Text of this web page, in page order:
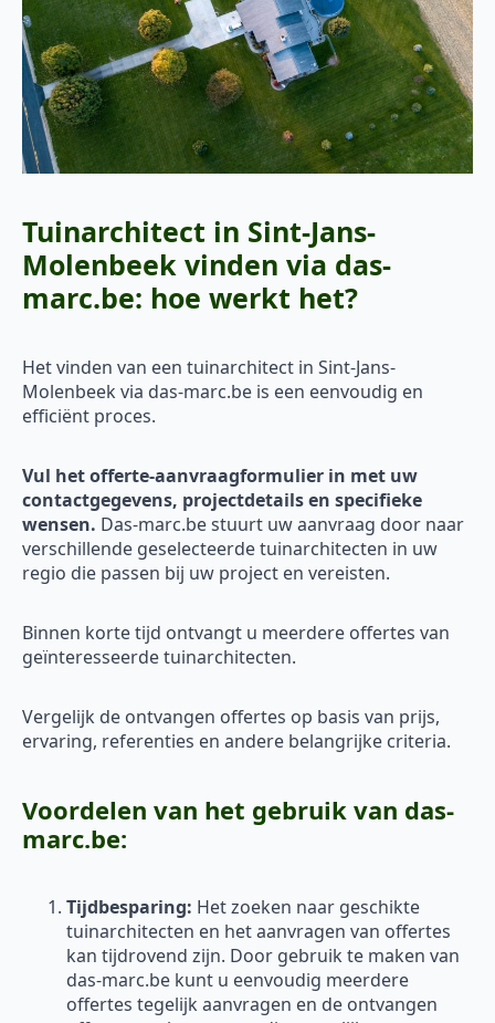
Tuinarchitect in Sint-Jans-
Molenbeek vinden via das-
marc.be: hoe werkt het?
Het vinden van een tuinarchitect in Sint-Jans-
Molenbeek via das-marc.be is een eenvoudig en
efficiënt proces.
Vul het offerte-aanvraagformulier in met uw
contactgegevens, projectdetails en specifieke
wensen. Das-marc.be stuurt uw aanvraag door naar
verschillende geselecteerde tuinarchitecten in uw
regio die passen bij uw project en vereisten.
Binnen korte tijd ontvangt u meerdere offertes van
geïnteresseerde tuinarchitecten.
Vergelijk de ontvangen offertes op basis van prijs,
ervaring, referenties en andere belangrijke criteria.
Voordelen van het gebruik van das-
marc.be:
Tijdbesparing: Het zoeken naar geschikte
tuinarchitecten en het aanvragen van offertes
kan tijdrovend zijn. Door gebruik te maken van
das-marc.be kunt u eenvoudig meerdere
offertes tegelijk aanvragen en de ontvangen